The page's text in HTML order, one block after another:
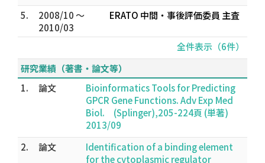
5.
2008/10 ～
2010/03
ERATO 中間・事後評価委員 主査
全件表示（6件）
研究業績（著書・論文等）
1.
論文
Bioinformatics Tools for Predicting
GPCR Gene Functions. Adv Exp Med
Biol. (Splinger),205-224頁 (単著)
2013/09
2.
論文
Identification of a binding element
for the cytoplasmic regulator